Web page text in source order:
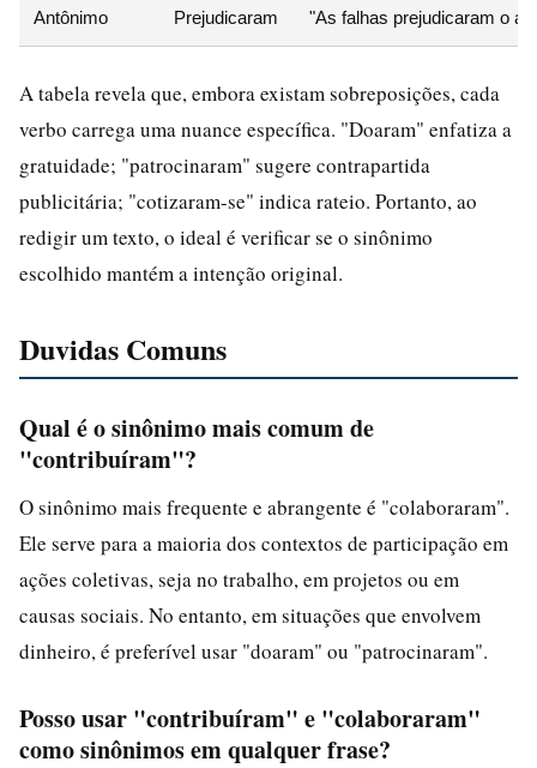
Antônimo Prejudicaram "As falhas prejudicaram o
A tabela revela que, embora existam sobreposições, cada
verbo carrega uma nuance específica. "Doaram" enfatiza a
gratuidade; "patrocinaram" sugere contrapartida
publicitária; "cotizaram-se" indica rateio. Portanto, ao
redigir um texto, o ideal é verificar se o sinônimo
escolhido mantém a intenção original.
Duvidas Comuns
Qual é o sinônimo mais comum de
"contribuíram"?
O sinônimo mais frequente e abrangente é "colaboraram".
Ele serve para a maioria dos contextos de participação em
ações coletivas, seja no trabalho, em projetos ou em
causas sociais. No entanto, em situações que envolvem
dinheiro, é preferível usar "doaram" ou "patrocinaram".
Posso usar "contribuíram" e "colaboraram"
como sinônimos em qualquer frase?